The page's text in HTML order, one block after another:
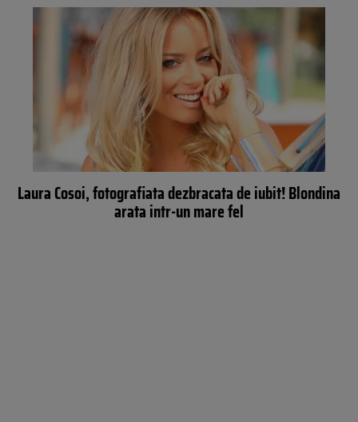
Laura Cosoi, fotografiata dezbracata de iubit! Blondina
arata intr-un mare fel